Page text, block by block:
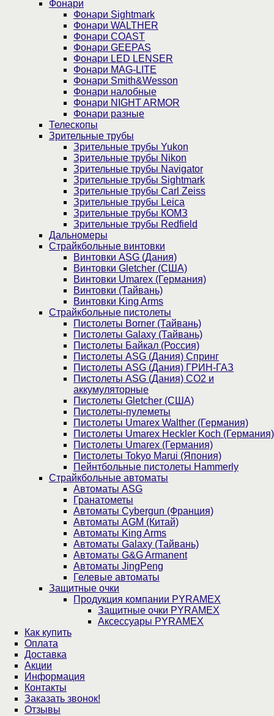
Фонари
Фонари Sightmark
Фонари WALTHER
Фонари COAST
Фонари GEEPAS
Фонари LED LENSER
Фонари MAG-LITE
Фонари Smith&Wesson
Фонари налобные
Фонари NIGHT ARMOR
Фонари разные
Телескопы
Зрительные трубы
Зрительные трубы Yukon
Зрительные трубы Nikon
Зрительные трубы Navigator
Зрительные трубы Sightmark
Зрительные трубы Carl Zeiss
Зрительные трубы Leica
Зрительные трубы КОМЗ
Зрительные трубы Redfield
Дальномеры
Страйкбольные винтовки
Винтовки ASG (Дания)
Винтовки Gletcher (США)
Винтовки Umarex (Германия)
Винтовки (Тайвань)
Винтовки King Arms
Страйкбольные пистолеты
Пистолеты Borner (Тайвань)
Пистолеты Galaxy (Тайвань)
Пистолеты Байкал (Россия)
Пистолеты ASG (Дания) Спринг
Пистолеты ASG (Дания) ГРИН-ГАЗ
Пистолеты ASG (Дания) CO2 и
аккумуляторные
Пистолеты Gletcher (США)
Пистолеты-пулеметы
Пистолеты Umarex Walther (Германия)
Пистолеты Umarex Heckler Koch (Германия)
Пистолеты Umarex (Германия)
Пистолеты Tokyo Marui (Япония)
Пейнтбольные пистолеты Hammerly
Страйкбольные автоматы
Автоматы ASG
Гранатометы
Автоматы Cybergun (Франция)
Автоматы AGM (Китай)
Автоматы King Arms
Автоматы Galaxy (Тайвань)
Автоматы G&G Armanent
Автоматы JingPeng
Гелевые автоматы
Защитные очки
Продукция компании PYRAMEX
Защитные очки PYRAMEX
Аксессуары PYRAMEX
Как купить
Оплата
Доставка
Акции
Информация
Контакты
Заказать звонок!
Отзывы